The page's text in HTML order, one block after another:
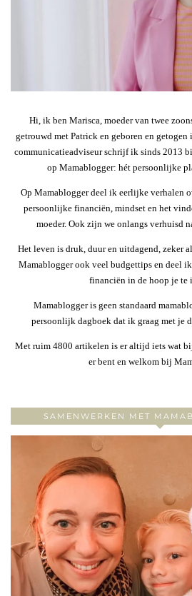
Hi, ik ben Marisca, moeder van twee
getrouwd met Patrick en geboren en
communicatieadviseur schrijf ik sinds 2013
op Mamablogger: hét persoonlijke
Op Mamablogger deel ik eerlijke verhalen
persoonlijke financiën, mindset en het
moeder. Ook zijn we onlangs verhuisd
Het leven is druk, duur en uitdagend, zeker
Mamablogger ook veel budgettips en deel
financiën in de hoop je te
Mamablogger is geen standaard
persoonlijk dagboek dat ik graag met je
Met ruim 4800 artikelen is er altijd iets wat
er bent en welkom bij
SAMENWERKEN MET